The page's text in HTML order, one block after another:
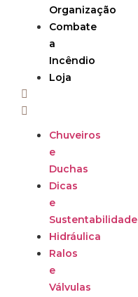
Organização
Combate
a
Incêndio
Loja
Chuveiros
e
Duchas
Dicas
e
Sustentabilidade
Hidráulica
Ralos
e
Válvulas